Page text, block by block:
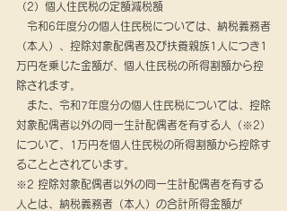
（2）個人住民税の定額減税額
令和6年度分の個人住民税については、納税義務者
（本人）、控除対象配偶者及び扶養親族1人につき1
万円を乗じた金額が、個人住民税の所得割額から控
除されます。
また、令和7年度分の個人住民税については、控除
対象配偶者以外の同一生計配偶者を有する人（※2）
について、1万円を個人住民税の所得割額から控除す
ることとされています。
※2 控除対象配偶者以外の同一生計配偶者を有する
人とは、納税義務者（本人）の合計所得金額が